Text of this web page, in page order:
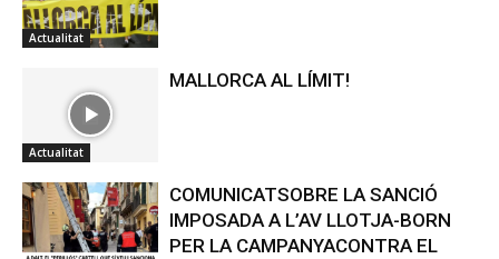
Actualitat
Actualitat
MALLORCA AL LÍMIT!
COMUNICATSOBRE LA SANCIÓ
IMPOSADA A L’AV LLOTJA-BORN
PER LA CAMPANYACONTRA EL